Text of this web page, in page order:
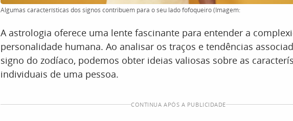
Algumas características dos signos contribuem para o seu lado fofoqueiro (Imagem:
A astrologia oferece uma lente fascinante para entender a
personalidade humana. Ao analisar os traços e tendências
signo do zodíaco, podemos obter ideias valiosas sobre as
individuais de uma pessoa.
CONTINUA APÓS A PUBLICIDADE